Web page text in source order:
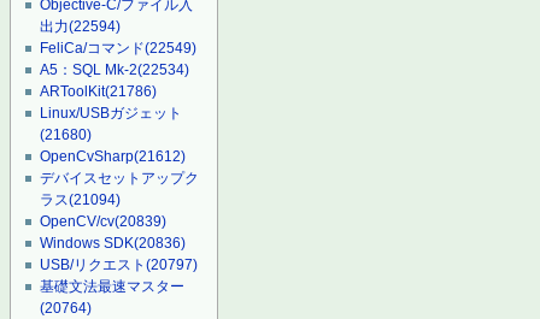
Objective-C/ファイル入
出力(22594)
FeliCa/コマンド(22549)
A5：SQL Mk-2(22534)
ARToolKit(21786)
Linux/USBガジェット
(21680)
OpenCvSharp(21612)
デバイスセットアップク
ラス(21094)
OpenCV/cv(20839)
Windows SDK(20836)
USB/リクエスト(20797)
基礎文法最速マスター
(20764)